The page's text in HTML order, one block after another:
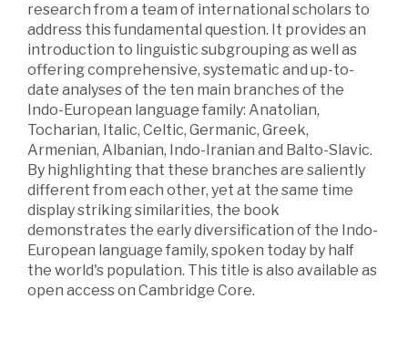
research from a team of international scholars to
address this fundamental question. It provides an
introduction to linguistic subgrouping as well as
offering comprehensive, systematic and up-to-
date analyses of the ten main branches of the
Indo-European language family: Anatolian,
Tocharian, Italic, Celtic, Germanic, Greek,
Armenian, Albanian, Indo-Iranian and Balto-Slavic.
By highlighting that these branches are saliently
different from each other, yet at the same time
display striking similarities, the book
demonstrates the early diversification of the Indo-
European language family, spoken today by half
the world's population. This title is also available as
open access on Cambridge Core.